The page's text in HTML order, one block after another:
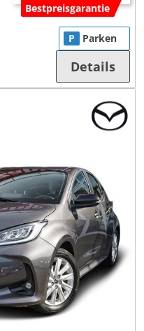
Bestpreisgarantie
P Parken
Details